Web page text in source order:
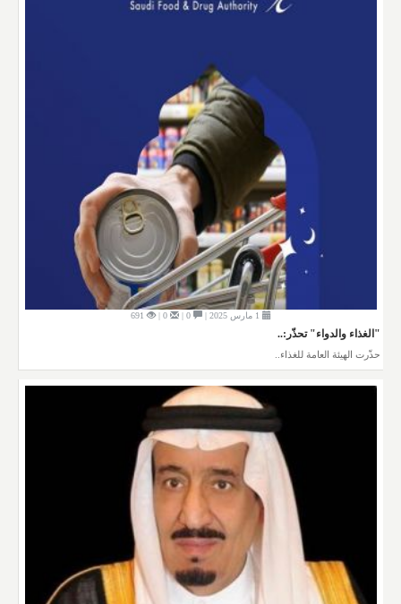
691
"الغذاء والدواء" تحذّر:..
حذّرت الهيئة العامة للغذاء..